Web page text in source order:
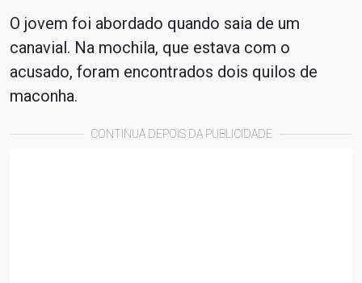
O jovem foi abordado quando saia de um
canavial. Na mochila, que estava com o
acusado, foram encontrados dois quilos de
maconha.
CONTINUA DEPOIS DA PUBLICIDADE